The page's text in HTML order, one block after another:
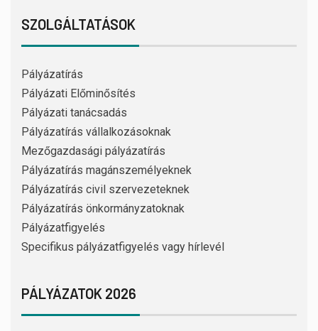
SZOLGÁLTATÁSOK
Pályázatírás
Pályázati Előminősítés
Pályázati tanácsadás
Pályázatírás vállalkozásoknak
Mezőgazdasági pályázatírás
Pályázatírás magánszemélyeknek
Pályázatírás civil szervezeteknek
Pályázatírás önkormányzatoknak
Pályázatfigyelés
Specifikus pályázatfigyelés vagy hírlevél
PÁLYÁZATOK 2026